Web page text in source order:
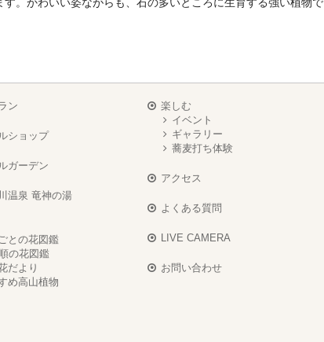
。かわいい姿ながらも、石の多いところに生育する強い植物で
ン
ショップ
ガーデン
温泉 竜神の湯
との花図鑑
の花図鑑
だより
め高山植物
楽しむ
イベント
ギャラリー
蕎麦打ち体験
アクセス
よくある質問
LIVE CAMERA
お問い合わせ